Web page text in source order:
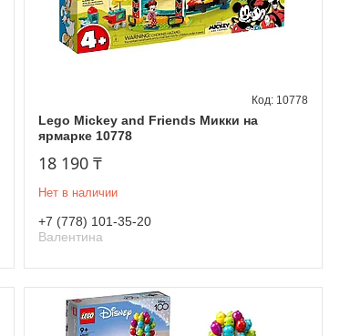
Lego Mickey and Friends Микки на
ярмарке 10778
10778
18 190 ₸
Нет в наличии
+7 (778) 101-35-20
Валентина